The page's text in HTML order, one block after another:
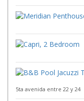
5ta avenida entre 22 y 24